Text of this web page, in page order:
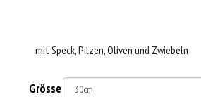
mit Speck, Pilzen, Oliven und Zwiebeln
Grösse